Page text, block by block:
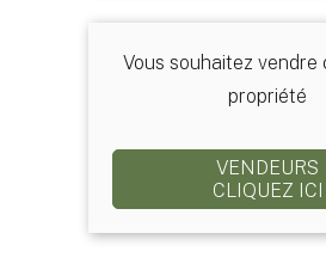
Vous souhaitez vendre
propriété
VENDEURS
CLIQUEZ ICI